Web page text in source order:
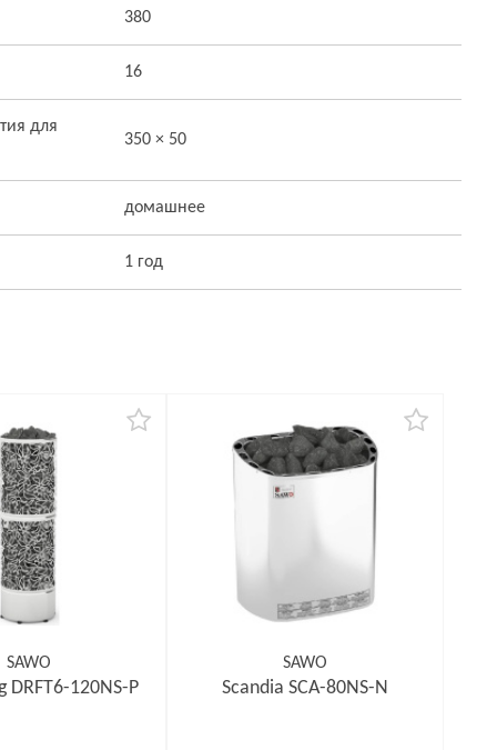
380
16
для
350 × 50
домашнее
1 год
SAWO
DRFT6-120NS-P
SAWO
Scandia SCA-80NS-N